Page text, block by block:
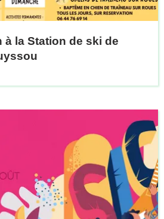
à la Station de ski de